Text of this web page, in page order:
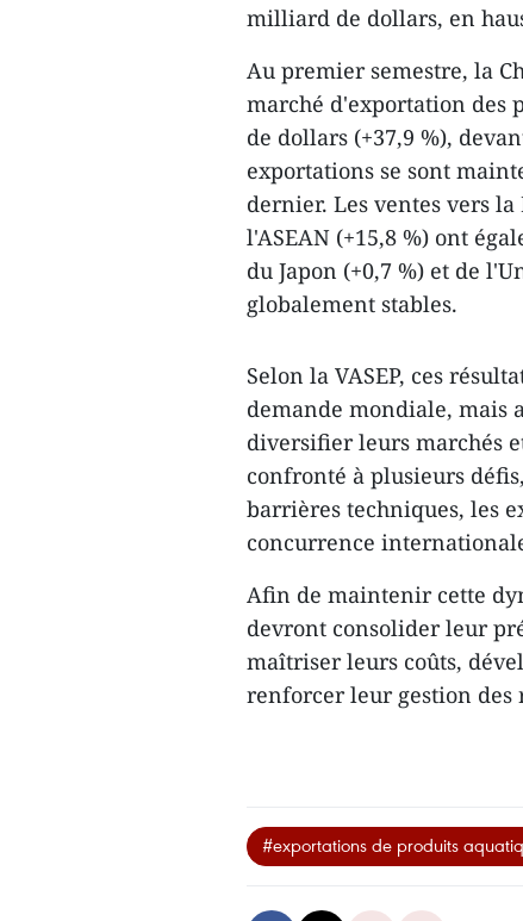
milliard de dollars, en
Au premier semestre, la
marché d'exportation des
de dollars (+37,9 %),
exportations se sont
dernier. Les ventes vers la
l'ASEAN (+15,8 %) ont
du Japon (+0,7 %) et de
globalement stables.
Selon la VASEP, ces
demande mondiale, mais
diversifier leurs marchés
confronté à plusieurs
barrières techniques, les
concurrence
Afin de maintenir cette
devront consolider leur
maîtriser leurs coûts,
renforcer leur gestion des
#exportations de produits